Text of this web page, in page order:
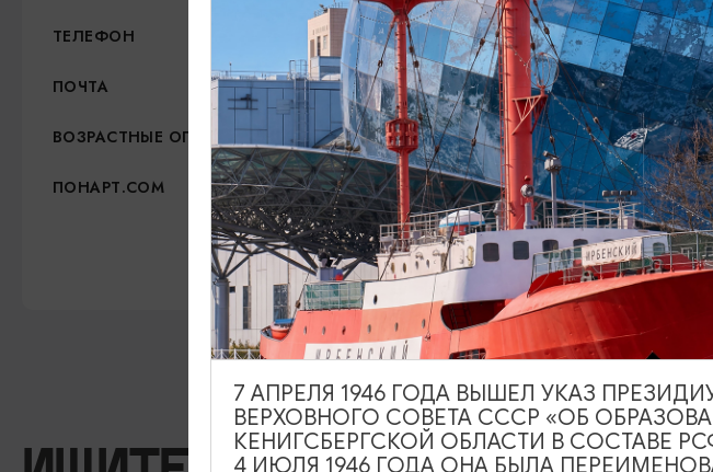
ТЕЛЕФОН +7 (991) 485-02-01
ПОЧТА info@kdc-ponarth.ru
ВОЗРАСТНЫЕ ОГРАНИЧЕНИЯ 6+
ПОНАРТ.COM https://понарт.com/
7 АПРЕЛЯ 1946 ГОДА ВЫШЕЛ УКАЗ
ВЕРХОВНОГО СОВЕТА СССР «ОБ
КЕНИГСБЕРГСКОЙ ОБЛАСТИ В СОСТАВЕ
4 ИЮЛЯ 1946 ГОДА ОНА БЫЛА